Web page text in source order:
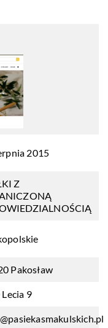
2015
Z
Pakosław
9